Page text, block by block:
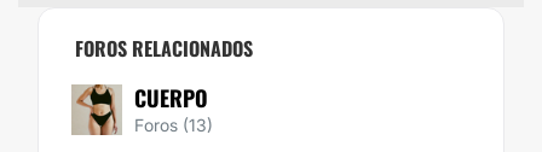
FOROS RELACIONADOS
CUERPO
Foros (13)